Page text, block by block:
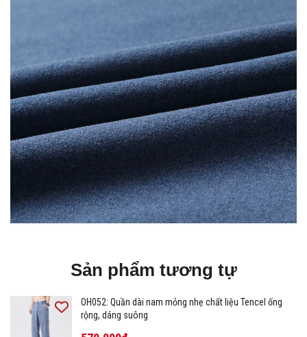
Sản phẩm tương tự
OH052: Quần dài nam mỏng nhẹ chất liệu Tencel ống
rộng, dáng suông